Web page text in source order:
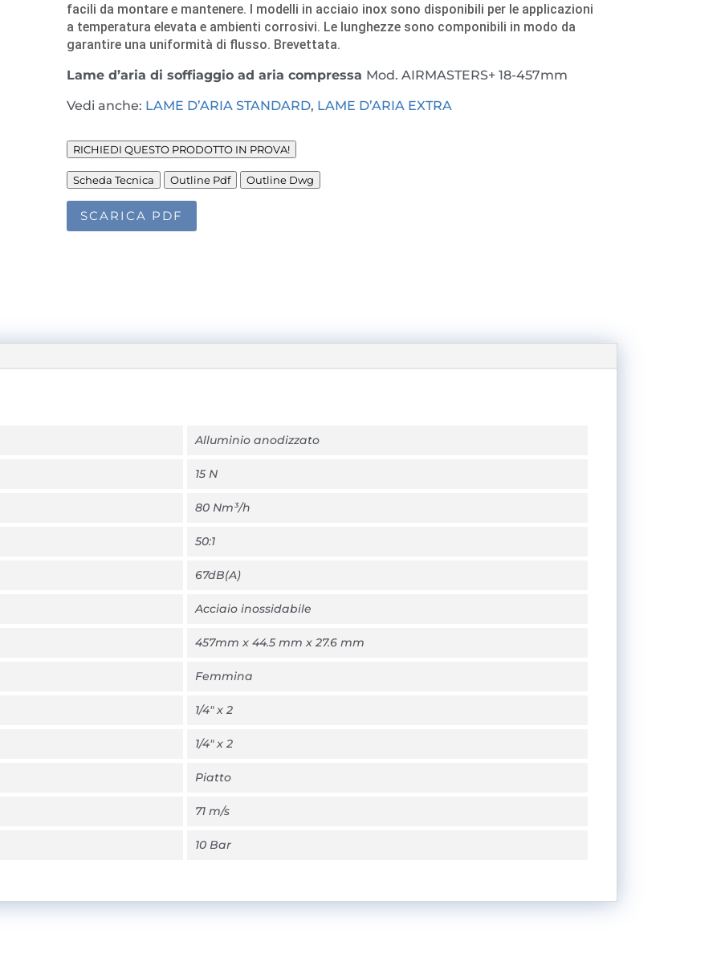
facili da montare e mantenere. I modelli in acciaio inox sono disponibili per le applicazioni
a temperatura elevata e ambienti corrosivi. Le lunghezze sono componibili in modo da
garantire una uniformità di flusso. Brevettata.
Lame d’aria di soffiaggio ad aria compressa Mod. AIRMASTERS+ 18-457mm
Vedi anche: LAME D’ARIA STANDARD, LAME D’ARIA EXTRA
RICHIEDI QUESTO PRODOTTO IN PROVA!
Scheda Tecnica Outline Pdf Outline Dwg
SCARICA PDF
Alluminio anodizzato
15 N
80 Nm³/h
50:1
67dB(A)
Acciaio inossidabile
457mm x 44.5 mm x 27.6 mm
Femmina
1/4" x 2
1/4" x 2
Piatto
71 m/s
10 Bar